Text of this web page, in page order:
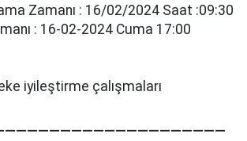
Zamanı : 16/02/2024 Saat :09:30
: 16-02-2024 Cuma 17:00
i̇yi̇leşti̇rme çalışmaları